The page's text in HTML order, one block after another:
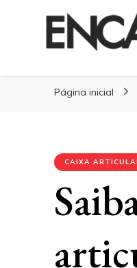
Blog
Página inicial
CAIXA